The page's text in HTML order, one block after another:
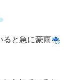
ると急に豪雨